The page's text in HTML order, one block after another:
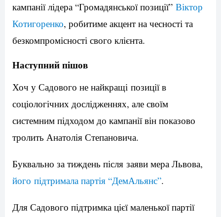
кампанії лідера “Громадянської позиції” Віктор
Котигоренко, робитиме акцент на чесності та
безкомпромісності свого клієнта.
Наступний пішов
Хоч у Садового не найкращі позиції в
соціологічних дослідженнях, але своїм
системним підходом до кампанії він показово
тролить Анатолія Степановича.
Буквально за тиждень після заяви мера Львова,
його підтримала партія “ДемАльянс”.
Для Садового підтримка цієї маленької партії